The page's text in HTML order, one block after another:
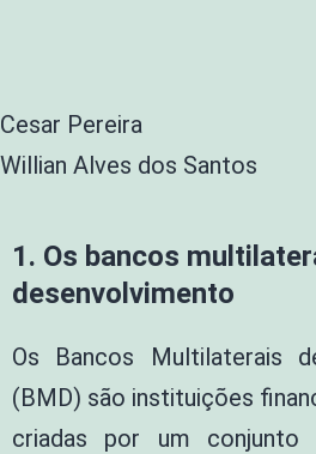
Cesar Pereira
Willian Alves dos Santos
1. Os bancos
desenvolvimento
Os Bancos Multilaterais
(BMD) são instituições
criadas por um